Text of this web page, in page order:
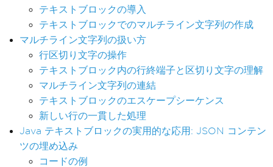
テキストブロックの導入
テキストブロックでのマルチライン文字列の作成
マルチライン文字列の扱い方
行区切り文字の操作
テキストブロック内の行終端子と区切り文字の理解
マルチライン文字列の連結
テキストブロックのエスケープシーケンス
新しい行の一貫した処理
Java テキストブロックの実用的な応用: JSON コンテン
ツの埋め込み
コードの例